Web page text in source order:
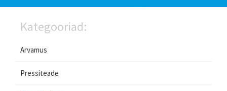
Kategooriad:
Arvamus
Pressiteade